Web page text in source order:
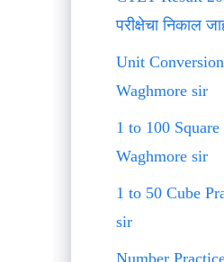
परीक्षेचा निकाल
Unit
Waghmore sir
1 to 100 Square
Waghmore sir
1 to 50 Cube
sir
Number